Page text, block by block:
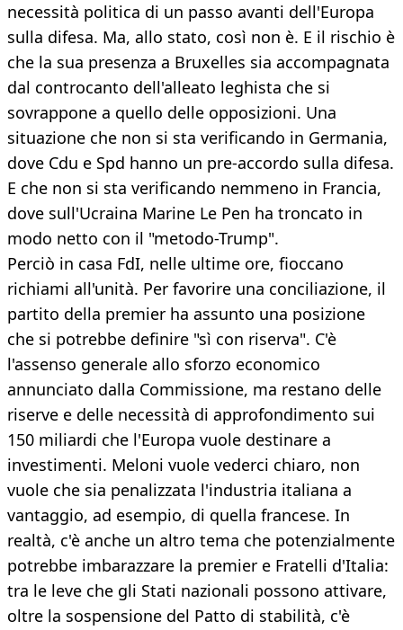
necessità politica di un passo avanti dell'Europa
sulla difesa. Ma, allo stato, così non è. E il rischio è
che la sua presenza a Bruxelles sia accompagnata
dal controcanto dell'alleato leghista che si
sovrappone a quello delle opposizioni. Una
situazione che non si sta verificando in Germania,
dove Cdu e Spd hanno un pre-accordo sulla difesa.
E che non si sta verificando nemmeno in Francia,
dove sull'Ucraina Marine Le Pen ha troncato in
modo netto con il "metodo-Trump".
Perciò in casa FdI, nelle ultime ore, fioccano
richiami all'unità. Per favorire una conciliazione, il
partito della premier ha assunto una posizione
che si potrebbe definire "sì con riserva". C'è
l'assenso generale allo sforzo economico
annunciato dalla Commissione, ma restano delle
riserve e delle necessità di approfondimento sui
150 miliardi che l'Europa vuole destinare a
investimenti. Meloni vuole vederci chiaro, non
vuole che sia penalizzata l'industria italiana a
vantaggio, ad esempio, di quella francese. In
realtà, c'è anche un altro tema che potenzialmente
potrebbe imbarazzare la premier e Fratelli d'Italia:
tra le leve che gli Stati nazionali possono attivare,
oltre la sospensione del Patto di stabilità, c'è